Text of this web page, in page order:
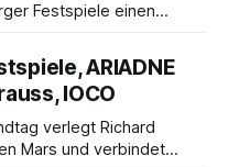
Festspiele einen
Pascal entfaltet
Philippe Sly berührt als
ARIADNE
IOCO
verlegt Richard
Mars und verbindet